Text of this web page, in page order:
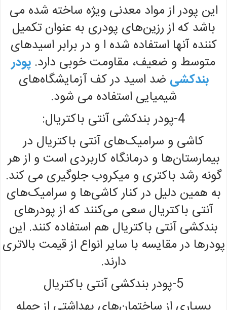
این پودر از مواد معدنی ویژه ساخته شده می
باشد که از رزین‌های پودری به عنوان تکمیل
کننده آنها استفاده شده ا و در برابر اسیدهای
متوسط و ضعیف، مقاومت خوبی دارد. پودر
بندکشی ضد اسید در کف آزمایشگاه‌های
شیمیایی استفاده می شود.
4-پودر بندکشی آنتی باکتریال:
کاشی و سرامیک‌های آنتی باکتریال در
بیمارستان‌ها و درمانگاه کاربردی است و از هر
گونه رشد باکتری و میکروب جلوگیری می کند.
به همین دلیل در کنار کاشی‌ها و سرامیک‌های
آنتی باکتریال سعی می‌کنند که از پودرهای
بندکشی آنتی باکتریال هم استفاده کنند. این
پودرها در مقایسه با سایر انواع از قیمت بالاتری
دارند.
5-پودر بندکشی آنتی باکتریال